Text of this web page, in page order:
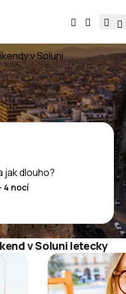
v Soluni
jak dlouho?
v Soluni letecky